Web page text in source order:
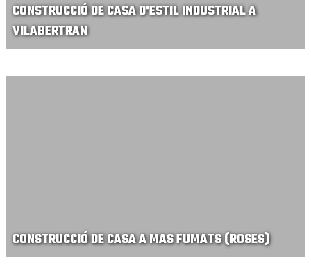
CONSTRUCCIÓ DE CASA D'ESTIL INDUSTRIAL A
VILABERTRAN
CONSTRUCCIÓ DE CASA A MAS FUMATS (ROSES)